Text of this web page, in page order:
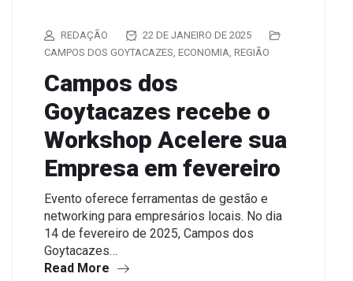
REDAÇÃO
22 DE JANEIRO DE 2025
CAMPOS DOS GOYTACAZES, ECONOMIA, REGIÃO
Campos dos
Goytacazes recebe o
Workshop Acelere sua
Empresa em fevereiro
Evento oferece ferramentas de gestão e
networking para empresários locais. No dia
14 de fevereiro de 2025, Campos dos
Goytacazes…
Read More